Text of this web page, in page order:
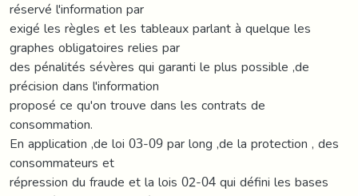
réservé l'information par
exigé les règles et les tableaux parlant à quelque les
graphes obligatoires relies par
des pénalités sévères qui garanti le plus possible ,de
précision dans l'information
proposé ce qu'on trouve dans les contrats de
consommation.
En application ,de loi 03-09 par long ,de la protection , des
consommateurs et
répression du fraude et la lois 02-04 qui défini les bases